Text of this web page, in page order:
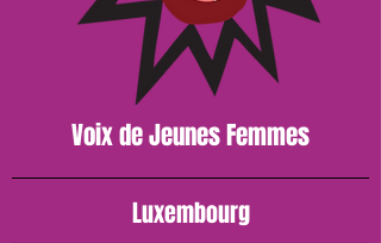
Voix de JeunesFemmes
Luxembourg